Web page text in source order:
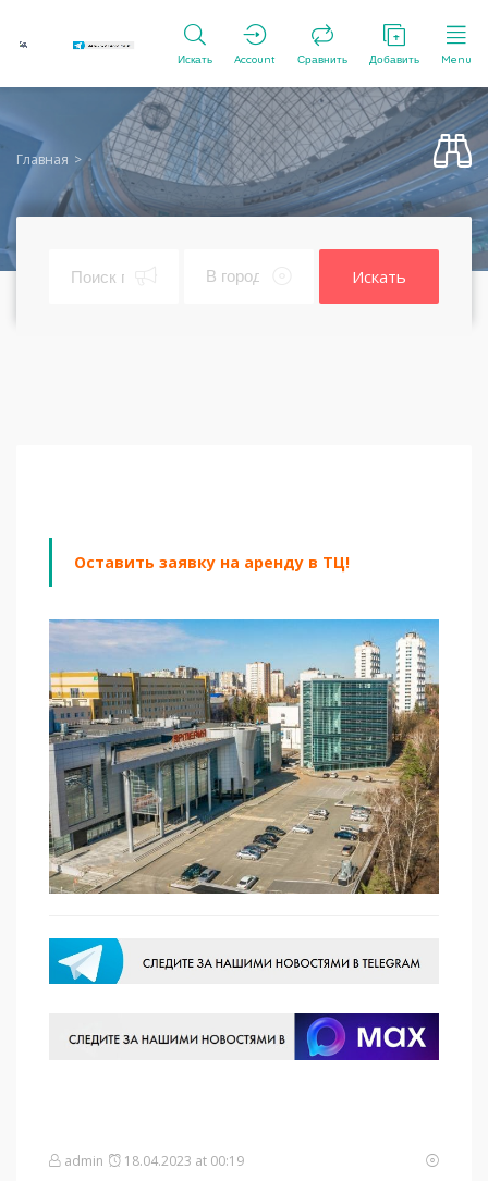
Искать Account Сравнить Добавить Menu
Главная
Искать
Оставить заявку на аренду в ТЦ!
admin 18.04.2023 at 00:19